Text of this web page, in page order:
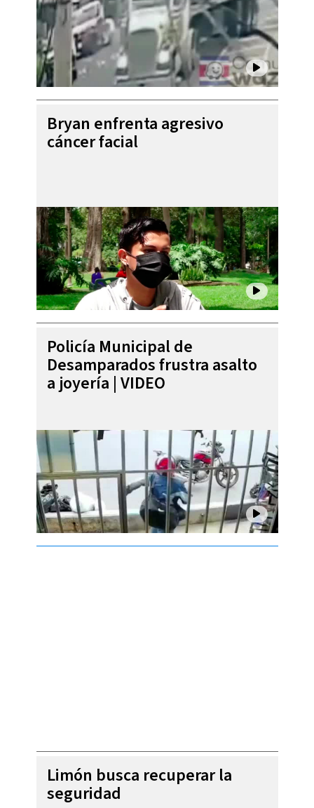
Bryan enfrenta agresivo
cáncer facial
Policía Municipal de
Desamparados frustra asalto
a joyería | VIDEO
Limón busca recuperar la
seguridad